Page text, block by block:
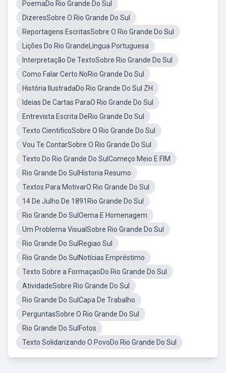
PoemaDo Rio Grande Do Sul
DizeresSobre O Rio Grande Do Sul
Reportagens EscritasSobre O Rio Grande Do Sul
Lições Do Rio GrandeLíngua Portuguesa
Interpretação De TextoSobre Rio Grande Do Sul
Como Falar Certo NoRio Grande Do Sul
História IlustradaDo Rio Grande Do Sul ZH
Ideias De Cartas ParaO Rio Grande Do Sul
Entrevista Escrita DeRio Grande Do Sul
Texto CientificoSobre O Rio Grande Do Sul
Vou Te ContarSobre O Rio Grande Do Sul
Texto Do Rio Grande Do SulComeço Meio E FIM
Rio Grande Do SulHistoria Resumo
Textos Para MotivarO Rio Grande Do Sul
14 De Julho De 1891Rio Grande Do Sul
Rio Grande Do SulOema E Homenagem
Um Problema VisualSobre Rio Grande Do Sul
Rio Grande Do SulRegiao Sul
Rio Grande Do SulNotícias Empréstimo
Texto Sobre a FormaçaoDo Rio Grande Do Sul
AtividadeSobre Rio Grande Do Sul
Rio Grande Do SulCapa De Trabalho
PerguntasSobre O Rio Grande Do Sul
Rio Grande Do SulFotos
Texto Solidarizando O PovoDo Rio Grande Do Sul